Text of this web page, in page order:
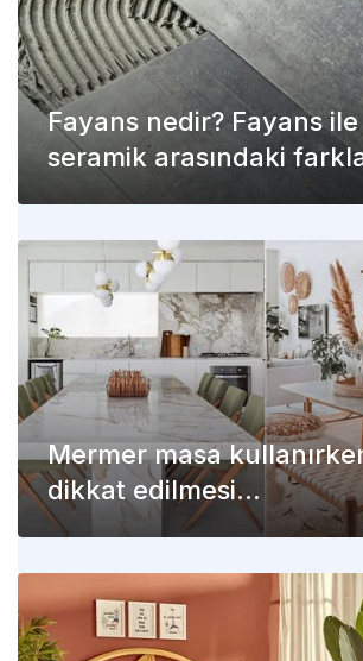
Fayans nedir? Fayans ile
seramik arasındaki
Mermer masa
dikkat edilmesi
gerekenler: A’dan Z’ye